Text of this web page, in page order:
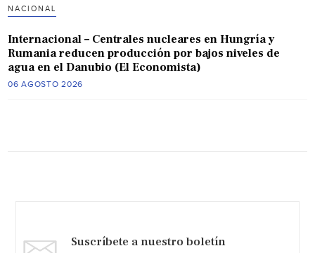
NACIONAL
Internacional – Centrales nucleares en Hungría y
Rumania reducen producción por bajos niveles de
agua en el Danubio (El Economista)
06 AGOSTO 2026
Suscríbete a nuestro boletín